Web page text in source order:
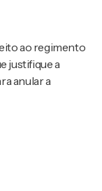
ao regimento
justifique a
anular a